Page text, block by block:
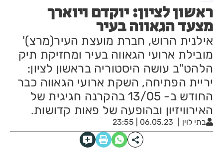
ראשון לציון: יוקדם ויוארך
מצעד הגאווה בעיר
אילנית הרוש, חברת מועצת העיר(מרצ)'
מובילת ארועי הגאווה בעיר ומחזיקת תיק
הלהט"ב עושה היסטוריה בראשון לציון:
יריית הפתיחה, השקת ארועי הגאווה כבר
החודש ב- 13/05 בהקרנה חגיגית של
האירוויזיון ובהופעה של פאות קדושות.
בתי לוין 06.05.23 | 23:55